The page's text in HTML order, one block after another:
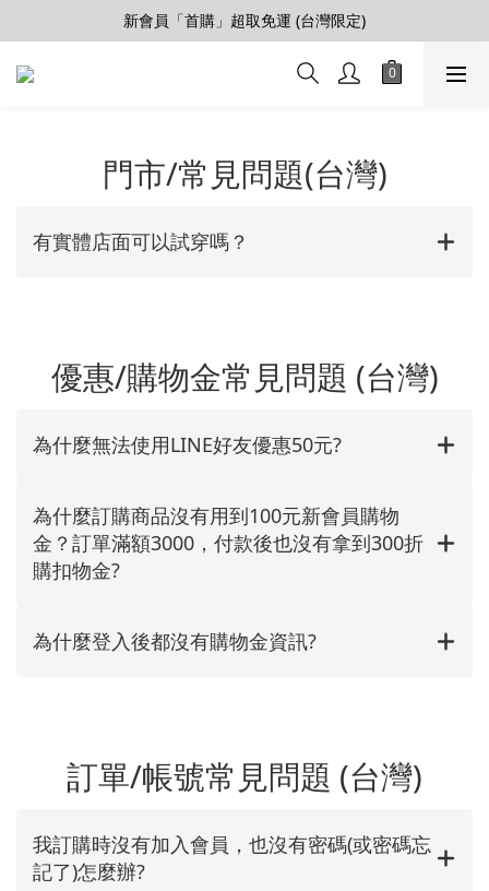
【會員推薦賞】推薦好朋友，拿100購物金
新會員「首購」超取免運 (台灣限定)
加入LINE好友>連結會員>領50元折價券
門市/常見問題(台灣)
有實體店面可以試穿嗎？
優惠/購物金常見問題 (台灣)
為什麼無法使用LINE好友優惠50元?
為什麼訂購商品沒有用到100元新會員購物
金？訂單滿額3000，付款後也沒有拿到300折
購扣物金?
為什麼登入後都沒有購物金資訊?
訂單/帳號常見問題 (台灣)
我訂購時沒有加入會員，也沒有密碼(或密碼忘
記了)怎麼辦?